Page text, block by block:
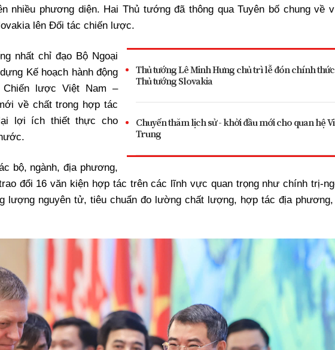
nhiều phương diện. Hai Thủ tướng đã thông qua Tuyên bố chung về
lên Đối tác chiến lược.
Thủ tướng Lê Minh Hưng chủ trì lễ đón chính thức
Thủ tướng Slovakia
Chuyến thăm lịch sử - khởi đầu mới cho quan hệ
Trung
nhất chỉ đạo Bộ Ngoại
Kế hoạch hành động
lược Việt Nam –
về chất trong hợp tác
lợi ích thiết thực cho
bộ, ngành, địa phương,
đổi 16 văn kiện hợp tác trên các lĩnh vực quan trọng như chính trị-
lượng nguyên tử, tiêu chuẩn đo lường chất lượng, hợp tác địa